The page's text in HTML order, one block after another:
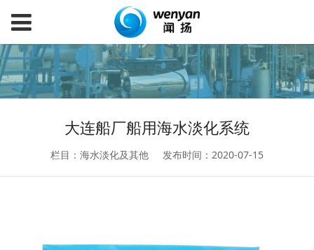
大连船厂船用海水淡化系统
栏目：海水淡化及其他 发布时间：2020-07-15